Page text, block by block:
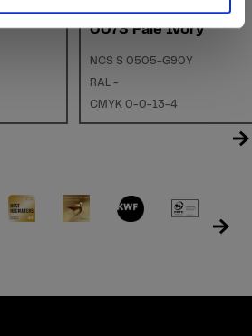
Exterior | Interior | Uni
0073 Pale Ivory
NCS S 0505-G90Y
RAL -
CMYK 0-0-13-4